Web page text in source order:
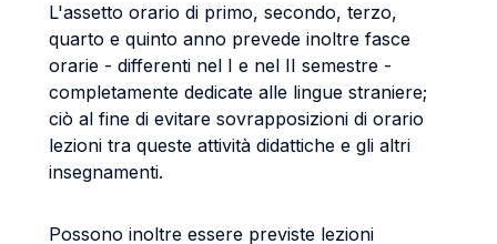
L'assetto orario di primo, secondo, terzo,
quarto e quinto anno prevede inoltre fasce
orarie - differenti nel I e nel II semestre -
completamente dedicate alle lingue straniere;
ciò al fine di evitare sovrapposizioni di orario
lezioni tra queste attività didattiche e gli altri
insegnamenti.
Possono inoltre essere previste lezioni